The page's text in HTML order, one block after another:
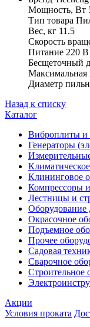
Мощность, Вт
Тип товара
Вес, кг 11.5
Скорость
Питание 220 В
Бесщеточный
Максимальная
Диаметр
Назад к списку
Каталог
Виброплиты и
Генераторы
Клининговое
Компрессоры
Лестницы и
Оборудование
Окрасочное
Подъемное
Прочее
Садовая
Сварочное
Строительное
Акции
Условия проката